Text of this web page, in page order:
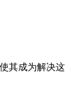
其成为解决这